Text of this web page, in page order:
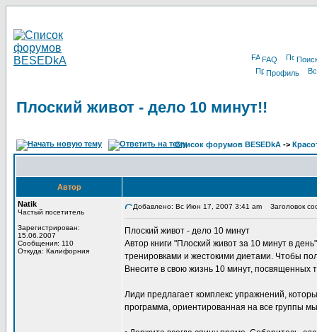
FAQ
Профиль
Плоский живот - дело 10 минут!!
Список форумов BESEDkA ->
Автор
Natik
Частый посетитель
Зарегистрирован:
15.06.2007
Сообщения: 110
Откуда: Калифорния
Добавлено: Вс Июн 17, 2007 3:41 am Заголовок
Плоский живот - дело 10 минут
Автор книги "Плоский живот за 10 минут в
тренировками и жестокими диетами. Чтобы
Внесите в свою жизнь 10 минут,
Лиди предлагает комплекс упражнений,
программа, ориентированная на все группы